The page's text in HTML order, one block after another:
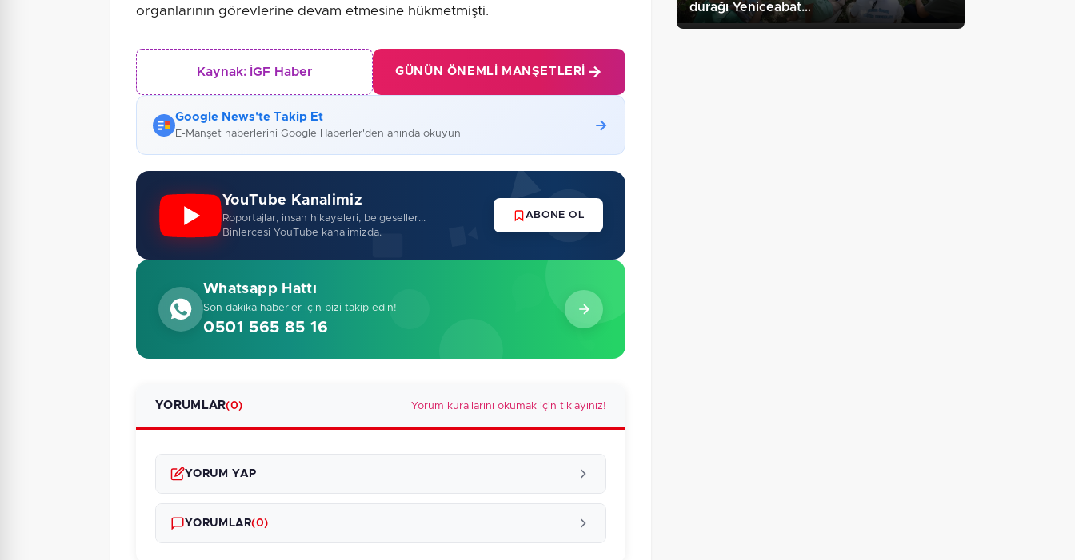
organlarının görevlerine devam etmesine hükmetmişti.
Kaynak: İGF Haber GÜNÜN ÖNEMLI MANŞETLERI
Google News'te Takip Et
E-Manşet haberlerini Google Haberler'den anında okuyun
YouTube Kanalimiz
Roportajlar, insan hikayeleri, belgeseller...
Binlercesi YouTube kanalimizda.
ABONE OL
Whatsapp Hattı
Son dakika haberler için bizi takip edin!
0501 565 85 16
YORUMLAR(0) Yorum kurallarını okumak için tıklayınız!
YORUM YAP
YORUMLAR(0)
durağı Yeniceabat…